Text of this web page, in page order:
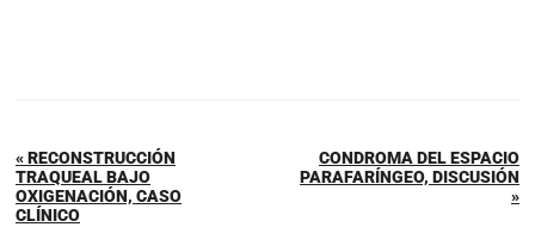
« RECONSTRUCCIÓN
TRAQUEAL BAJO
OXIGENACIÓN, CASO
CLÍNICO
CONDROMA DEL ESPACIO
PARAFARÍNGEO, DISCUSIÓN
»